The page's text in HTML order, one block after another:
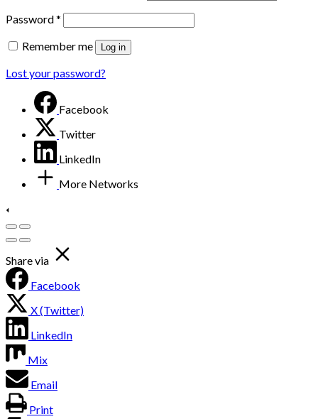
Password*
Remember me
Log in
Lost your password?
Facebook
Twitter
LinkedIn
More Networks
Share via
Facebook
X (Twitter)
LinkedIn
Mix
Email
Print